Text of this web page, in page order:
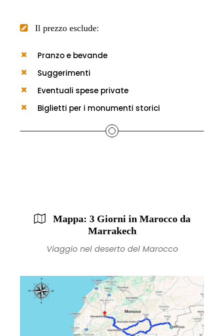
Il prezzo esclude:
Pranzo e bevande
Suggerimenti
Eventuali spese private
Biglietti per i monumenti storici
Mappa: 3 Giorni in Marocco da
Marrakech
Viaggio nel deserto del Marocco